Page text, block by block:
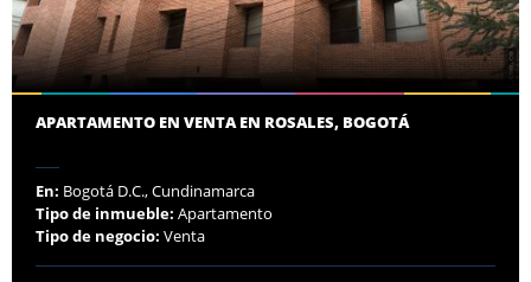
APARTAMENTO EN VENTA EN ROSALES, BOGOTÁ
En: Bogotá D.C., Cundinamarca
Tipo de inmueble: Apartamento
Tipo de negocio: Venta